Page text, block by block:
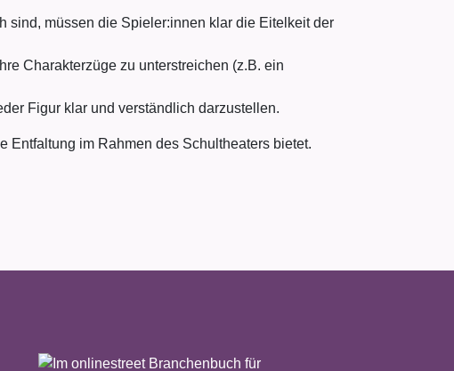
sind, müssen die Spieler:innen klar die Eitelkeit der
Charakterzüge zu unterstreichen (z.B. ein
Figur klar und verständlich darzustellen.
Entfaltung im Rahmen des Schultheaters bietet.